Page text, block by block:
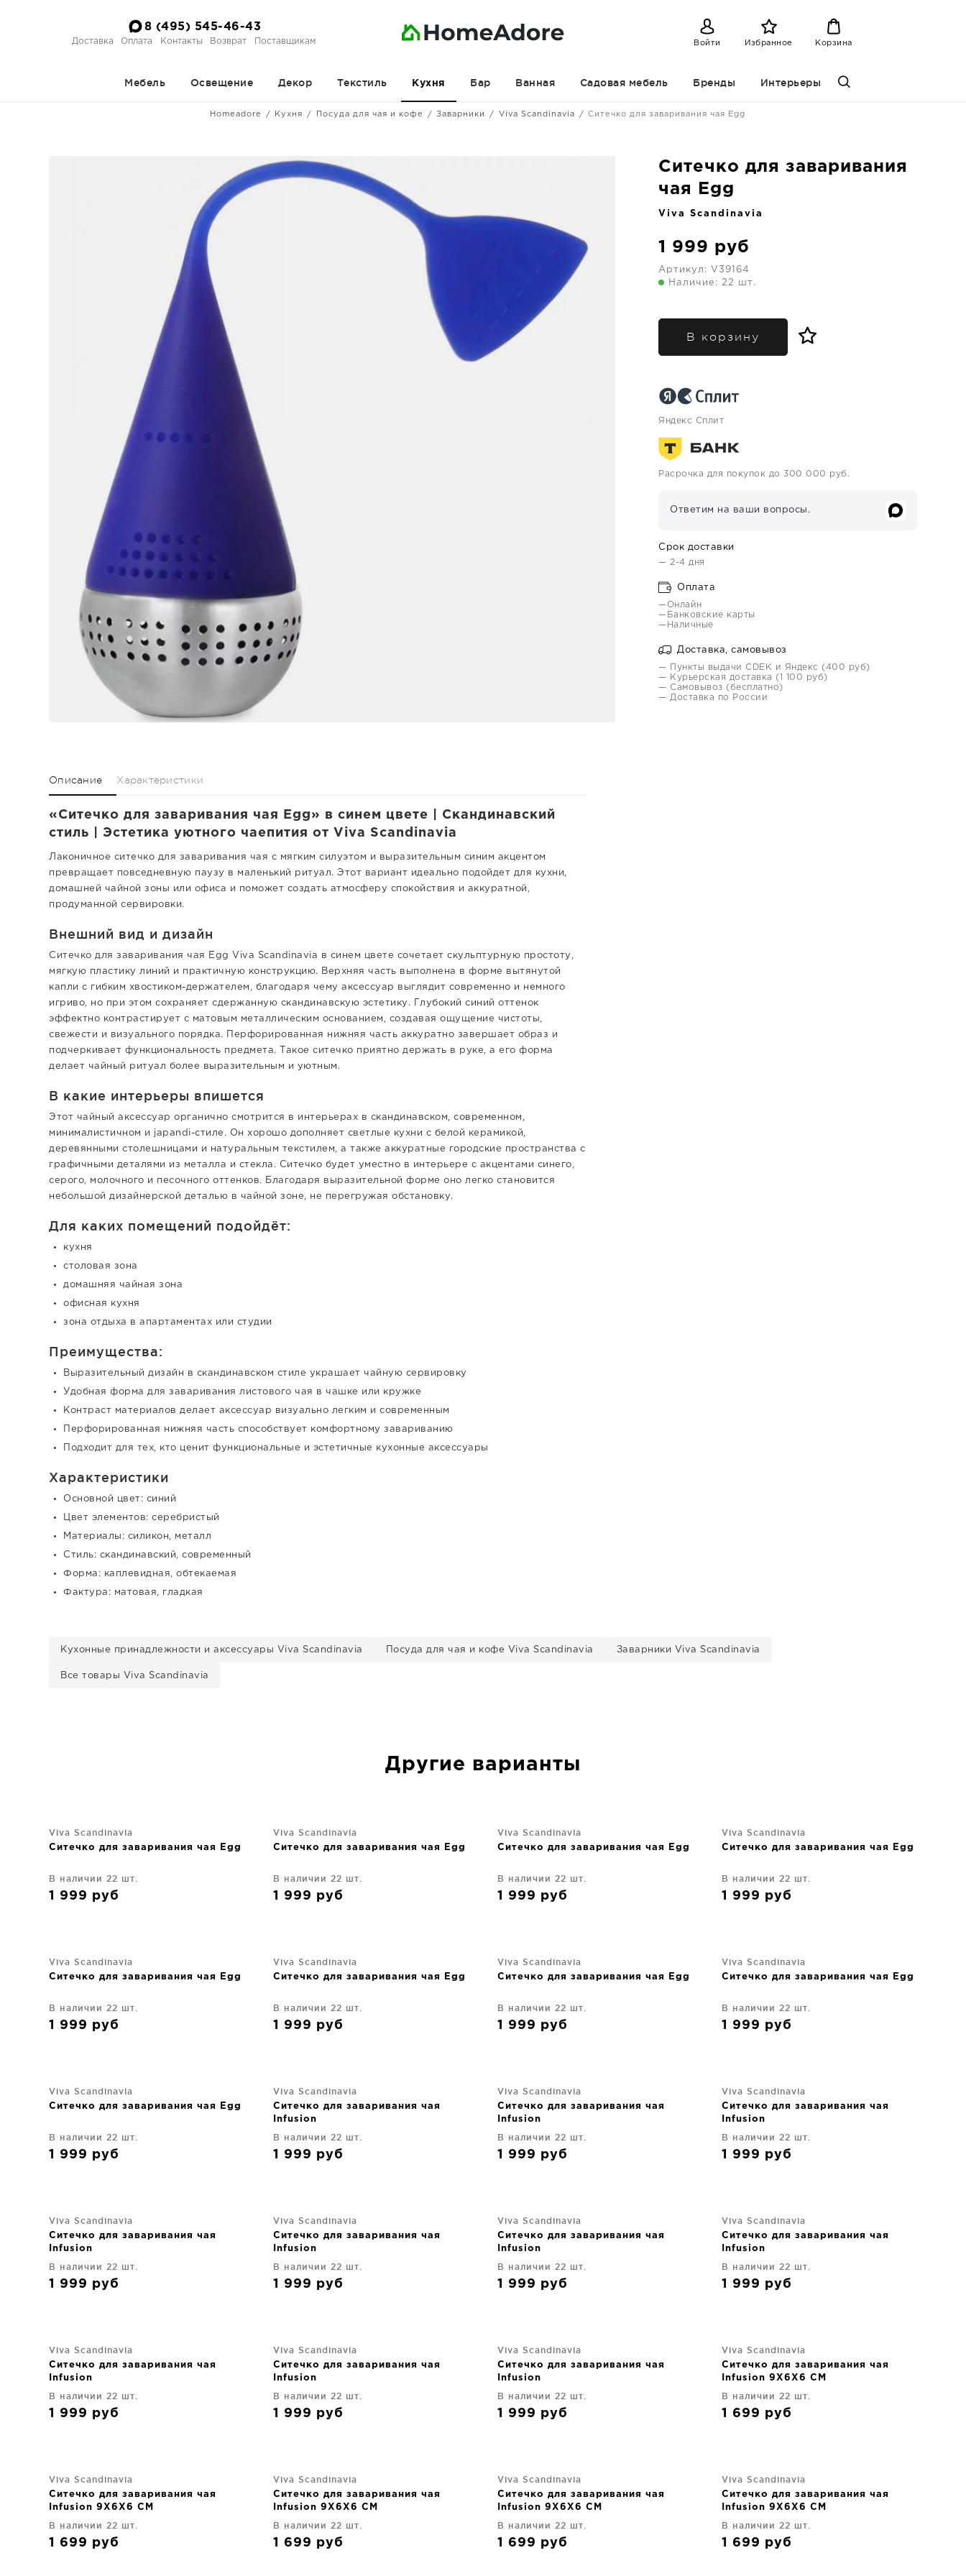
8 (495) 545-46-43
Доставка Оплата Контакты Возврат Поставщикам Войти Избранное Корзина
Мебель Освещение Декор Текстиль Кухня Бар Ванная Садовая мебель Бренды Интерьеры
Homeadore Кухня Посуда для чая и кофе Заварники Viva Scandinavia Ситечко для заваривания чая Egg
Ситечко для заваривания
чая Egg
Viva Scandinavia
1 999 руб
Артикул: V39164
Наличие: 22 шт.
В корзину
Яндекс Сплит
Расрочка для покупок до 300 000 руб.
Ответим на ваши вопросы.
Срок доставки
— 2-4 дня
Оплата
—Онлайн
—Банковские карты
—Наличные
Доставка, самовывоз
— Пункты выдачи CDEK и Яндекс (400 руб)
— Курьерская доставка (1 100 руб)
— Самовывоз (бесплатно)
— Доставка по России
Описание Характеристики
«Ситечко для заваривания чая Egg» в синем цвете | Скандинавский
стиль | Эстетика уютного чаепития от Viva Scandinavia
Лаконичное ситечко для заваривания чая с мягким силуэтом и выразительным синим акцентом
превращает повседневную паузу в маленький ритуал. Этот вариант идеально подойдет для кухни,
домашней чайной зоны или офиса и поможет создать атмосферу спокойствия и аккуратной,
продуманной сервировки.
Внешний вид и дизайн
Ситечко для заваривания чая Egg Viva Scandinavia в синем цвете сочетает скульптурную простоту,
мягкую пластику линий и практичную конструкцию. Верхняя часть выполнена в форме вытянутой
капли с гибким хвостиком-держателем, благодаря чему аксессуар выглядит современно и немного
игриво, но при этом сохраняет сдержанную скандинавскую эстетику. Глубокий синий оттенок
эффектно контрастирует с матовым металлическим основанием, создавая ощущение чистоты,
свежести и визуального порядка. Перфорированная нижняя часть аккуратно завершает образ и
подчеркивает функциональность предмета. Такое ситечко приятно держать в руке, а его форма
делает чайный ритуал более выразительным и уютным.
В какие интерьеры впишется
Этот чайный аксессуар органично смотрится в интерьерах в скандинавском, современном,
минималистичном и japandi-стиле. Он хорошо дополняет светлые кухни с белой керамикой,
деревянными столешницами и натуральным текстилем, а также аккуратные городские пространства с
графичными деталями из металла и стекла. Ситечко будет уместно в интерьере с акцентами синего,
серого, молочного и песочного оттенков. Благодаря выразительной форме оно легко становится
небольшой дизайнерской деталью в чайной зоне, не перегружая обстановку.
Для каких помещений подойдёт:
кухня
столовая зона
домашняя чайная зона
офисная кухня
зона отдыха в апартаментах или студии
Преимущества:
Выразительный дизайн в скандинавском стиле украшает чайную сервировку
Удобная форма для заваривания листового чая в чашке или кружке
Контраст материалов делает аксессуар визуально легким и современным
Перфорированная нижняя часть способствует комфортному завариванию
Подходит для тех, кто ценит функциональные и эстетичные кухонные аксессуары
Характеристики
Основной цвет: синий
Цвет элементов: серебристый
Материалы: силикон, металл
Стиль: скандинавский, современный
Форма: каплевидная, обтекаемая
Фактура: матовая, гладкая
Кухонные принадлежности и аксессуары Viva Scandinavia Посуда для чая и кофе Viva Scandinavia Заварники Viva Scandinavia
Все товары Viva Scandinavia
Другие варианты
Viva Scandinavia
Ситечко для заваривания чая Egg
В наличии 22 шт.
1 999 руб
Viva Scandinavia
Ситечко для заваривания чая Egg
В наличии 22 шт.
1 999 руб
Viva Scandinavia
Ситечко для заваривания чая Egg
В наличии 22 шт.
1 999 руб
Viva Scandinavia
Ситечко для заваривания чая Egg
В наличии 22 шт.
1 999 руб
Viva Scandinavia
Ситечко для заваривания чая Egg
В наличии 22 шт.
1 999 руб
Viva Scandinavia
Ситечко для заваривания чая Egg
В наличии 22 шт.
1 999 руб
Viva Scandinavia
Ситечко для заваривания чая Egg
В наличии 22 шт.
1 999 руб
Viva Scandinavia
Ситечко для заваривания чая Egg
В наличии 22 шт.
1 999 руб
Viva Scandinavia
Ситечко для заваривания чая Egg
В наличии 22 шт.
1 999 руб
Viva Scandinavia
Ситечко для заваривания чая
Infusion
В наличии 22 шт.
1 999 руб
Viva Scandinavia
Ситечко для заваривания чая
Infusion
В наличии 22 шт.
1 999 руб
Viva Scandinavia
Ситечко для заваривания чая
Infusion
В наличии 22 шт.
1 999 руб
Viva Scandinavia
Ситечко для заваривания чая
Infusion
В наличии 22 шт.
1 999 руб
Viva Scandinavia
Ситечко для заваривания чая
Infusion
В наличии 22 шт.
1 999 руб
Viva Scandinavia
Ситечко для заваривания чая
Infusion
В наличии 22 шт.
1 999 руб
Viva Scandinavia
Ситечко для заваривания чая
Infusion
В наличии 22 шт.
1 999 руб
Viva Scandinavia
Ситечко для заваривания чая
Infusion
В наличии 22 шт.
1 999 руб
Viva Scandinavia
Ситечко для заваривания чая
Infusion
В наличии 22 шт.
1 999 руб
Viva Scandinavia
Ситечко для заваривания чая
Infusion
В наличии 22 шт.
1 999 руб
Viva Scandinavia
Ситечко для заваривания чая
Infusion 9X6X6 CM
В наличии 22 шт.
1 699 руб
Viva Scandinavia
Ситечко для заваривания чая
Infusion 9X6X6 CM
В наличии 22 шт.
1 699 руб
Viva Scandinavia
Ситечко для заваривания чая
Infusion 9X6X6 CM
В наличии 22 шт.
1 699 руб
Viva Scandinavia
Ситечко для заваривания чая
Infusion 9X6X6 CM
В наличии 22 шт.
1 699 руб
Viva Scandinavia
Ситечко для заваривания чая
Infusion 9X6X6 CM
В наличии 22 шт.
1 699 руб